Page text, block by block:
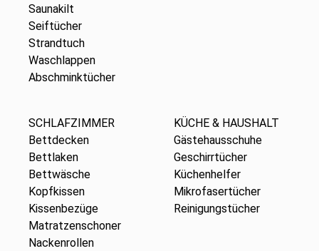
Saunakilt
Seiftücher
Strandtuch
Waschlappen
Abschminktücher
SCHLAFZIMMER
Bettdecken
Bettlaken
Bettwäsche
Kopfkissen
Kissenbezüge
Matratzenschoner
Nackenrollen
KÜCHE & HAUSHALT
Gästehausschuhe
Geschirrtücher
Küchenhelfer
Mikrofasertücher
Reinigungstücher